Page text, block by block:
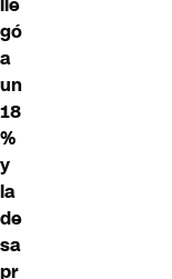
gó
a
un
18
%
y
la
de
sa
pr